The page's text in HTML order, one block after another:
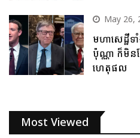
May 26,
មហាសេដ្ឋីទ
ប៉ុណ្ណា ក៏មិនច
ហេតុផល
Most Viewed